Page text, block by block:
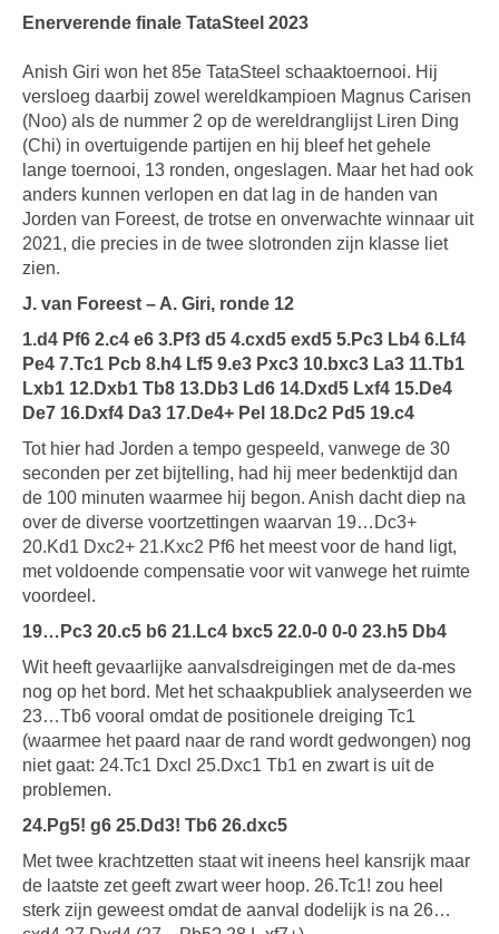
Enerverende finale TataSteel 2023
Anish Giri won het 85e TataSteel schaaktoernooi. Hij
versloeg daarbij zowel wereldkampioen Magnus Carisen
(Noo) als de nummer 2 op de wereldranglijst Liren Ding
(Chi) in overtuigende partijen en hij bleef het gehele
lange toernooi, 13 ronden, ongeslagen. Maar het had ook
anders kunnen verlopen en dat lag in de handen van
Jorden van Foreest, de trotse en onverwachte winnaar uit
2021, die precies in de twee slotronden zijn klasse liet
zien.
J. van Foreest – A. Giri, ronde 12
1.d4 Pf6 2.c4 e6 3.Pf3 d5 4.cxd5 exd5 5.Pc3 Lb4 6.Lf4
Pe4 7.Tc1 Pcb 8.h4 Lf5 9.e3 Pxc3 10.bxc3 La3 11.Tb1
Lxb1 12.Dxb1 Tb8 13.Db3 Ld6 14.Dxd5 Lxf4 15.De4
De7 16.Dxf4 Da3 17.De4+ Pel 18.Dc2 Pd5 19.c4
Tot hier had Jorden a tempo gespeeld, vanwege de 30
seconden per zet bijtelling, had hij meer bedenktijd dan
de 100 minuten waarmee hij begon. Anish dacht diep na
over de diverse voortzettingen waarvan 19…Dc3+
20.Kd1 Dxc2+ 21.Kxc2 Pf6 het meest voor de hand ligt,
met voldoende compensatie voor wit vanwege het ruimte
voordeel.
19…Pc3 20.c5 b6 21.Lc4 bxc5 22.0-0 0-0 23.h5 Db4
Wit heeft gevaarlijke aanvalsdreigingen met de da-mes
nog op het bord. Met het schaakpubliek analyseerden we
23…Tb6 vooral omdat de positionele dreiging Tc1
(waarmee het paard naar de rand wordt gedwongen) nog
niet gaat: 24.Tc1 Dxcl 25.Dxc1 Tb1 en zwart is uit de
problemen.
24.Pg5! g6 25.Dd3! Tb6 26.dxc5
Met twee krachtzetten staat wit ineens heel kansrijk maar
de laatste zet geeft zwart weer hoop. 26.Tc1! zou heel
sterk zijn geweest omdat de aanval dodelijk is na 26…